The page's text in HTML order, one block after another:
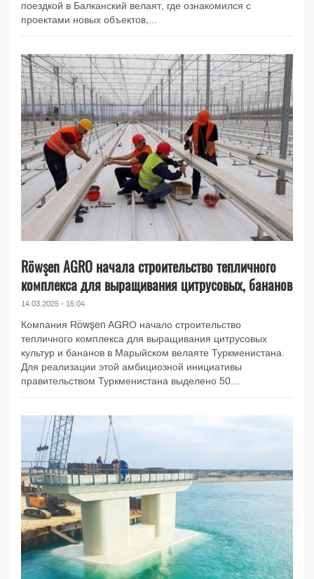
поездкой в Балканский велаят, где ознакомился с
проектами новых объектов,...
Röwşen AGRO начала строительство тепличного
комплекса для выращивания цитрусовых, бананов
14.03.2025 - 15:04
Компания Röwşen AGRO начало строительство
тепличного комплекса для выращивания цитрусовых
культур и бананов в Марыйском велаяте Туркменистана.
Для реализации этой амбициозной инициативы
правительством Туркменистана выделено 50...